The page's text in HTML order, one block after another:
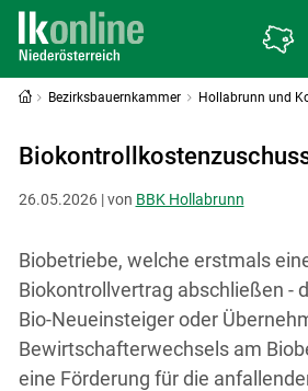
Bezirksbauernkammer Hollabrunn und
26.05.2026 | von BBK Hollabrunn
Biobetriebe, welche erstmals
Biokontrollvertrag abschließen -
Bio-Neueinsteiger oder
Bewirtschafterwechsels am
eine Förderung für die